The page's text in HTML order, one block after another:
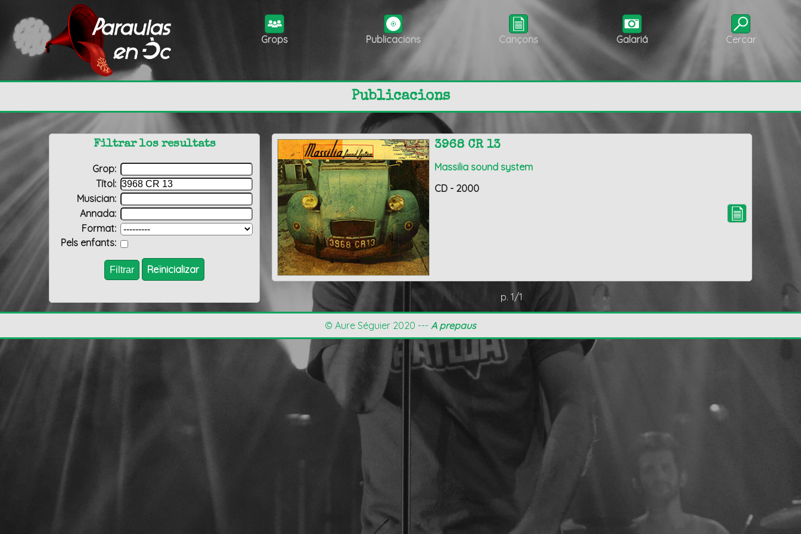
Grops Publicacions Cançons Galariá Cercar
Publicacions
3968 CR 13
Massilia sound system
CD - 2000
p. 1/1
Filtrar los resultats
Grop:
Títol:
Musician:
Annada:
Format:
Pels enfants:
Reïnicializar
© Aure Séguier 2020 --- A prepaus